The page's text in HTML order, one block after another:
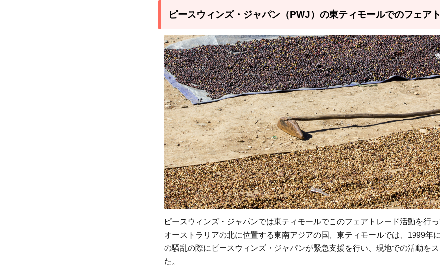
ウを
2.3
次世
代の
コー
ヒー
栽培
を担
う子
ども
たち
へも
教育
を
3
東テ
ィモ
ール
の
ピースウィンズ・ジャパン（PWJ）の東ティモールでのフェア
ピースウィンズ・ジャパンでは東ティモールでこのフェアトレード活動を行
オーストラリアの北に位置する東南アジアの国、東ティモールでは、1999年
の騒乱の際にピースウィンズ・ジャパンが緊急支援を行い、現地での活動を
た。